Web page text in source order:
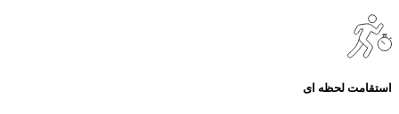
استقامت لحظه ای